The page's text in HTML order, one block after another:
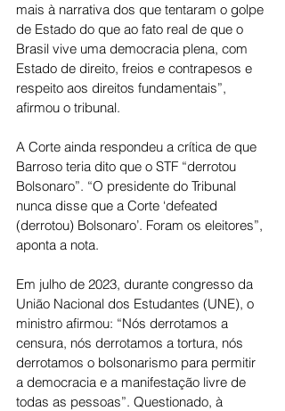
mais à narrativa dos que tentaram o golpe
de Estado do que ao fato real de que o
Brasil vive uma democracia plena, com
Estado de direito, freios e contrapesos e
respeito aos direitos fundamentais”,
afirmou o tribunal.
A Corte ainda respondeu a crítica de que
Barroso teria dito que o STF “derrotou
Bolsonaro”. “O presidente do Tribunal
nunca disse que a Corte ‘defeated
(derrotou) Bolsonaro’. Foram os eleitores”,
aponta a nota.
Em julho de 2023, durante congresso da
União Nacional dos Estudantes (UNE), o
ministro afirmou: “Nós derrotamos a
censura, nós derrotamos a tortura, nós
derrotamos o bolsonarismo para permitir
a democracia e a manifestação livre de
todas as pessoas”. Questionado, à